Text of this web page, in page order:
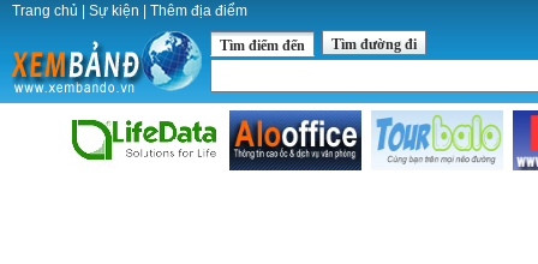
Trang chủ Sự kiện Thêm địa điểm
Tìm điểm đến Tìm đường đi